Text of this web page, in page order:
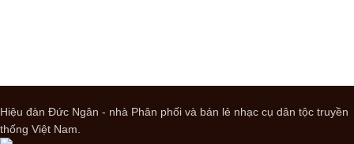
Hiệu đàn Đức Ngân - nhà Phân phối và bán lẻ nhạc cụ dân tộc truyền
thống Việt Nam.